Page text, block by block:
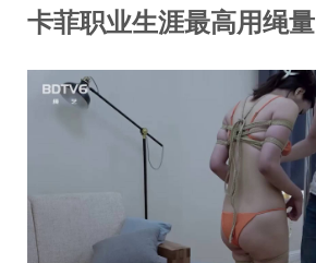
卡菲职业生涯最高用绳量